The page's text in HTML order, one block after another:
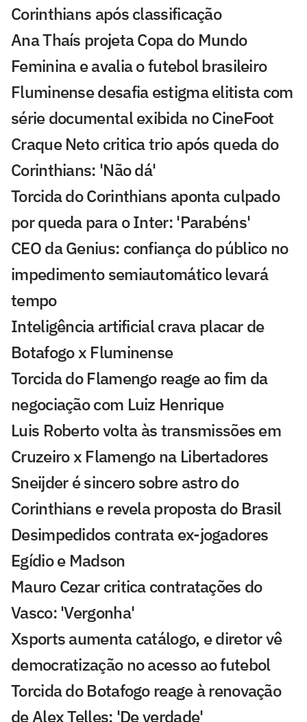
Corinthians após classificação
Ana Thaís projeta Copa do Mundo
Feminina e avalia o futebol brasileiro
Fluminense desafia estigma elitista com
série documental exibida no CineFoot
Craque Neto critica trio após queda do
Corinthians: 'Não dá'
Torcida do Corinthians aponta culpado
por queda para o Inter: 'Parabéns'
CEO da Genius: confiança do público no
impedimento semiautomático levará
tempo
Inteligência artificial crava placar de
Botafogo x Fluminense
Torcida do Flamengo reage ao fim da
negociação com Luiz Henrique
Luis Roberto volta às transmissões em
Cruzeiro x Flamengo na Libertadores
Sneijder é sincero sobre astro do
Corinthians e revela proposta do Brasil
Desimpedidos contrata ex-jogadores
Egídio e Madson
Mauro Cezar critica contratações do
Vasco: 'Vergonha'
Xsports aumenta catálogo, e diretor vê
democratização no acesso ao futebol
Torcida do Botafogo reage à renovação
de Alex Telles: 'De verdade'